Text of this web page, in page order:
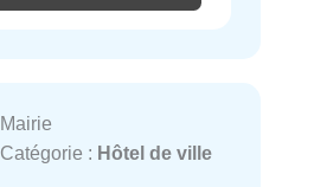
Mairie
Catégorie : Hôtel de ville